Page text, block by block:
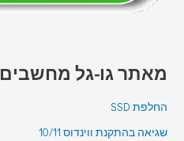
מאתר גו-גל מחשבים
החלפת SSD
שגיאה בהתקנת ווינדוס 10/11